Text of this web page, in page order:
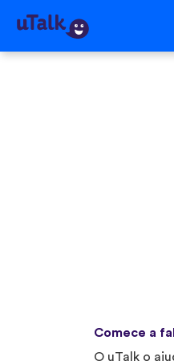
Comece a
O uTalk o